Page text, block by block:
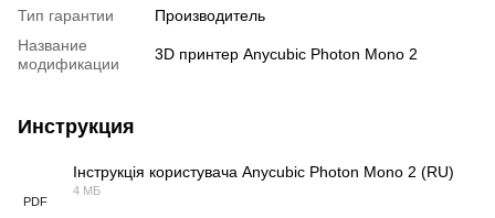
Тип гарантии
Производитель
Название
модификации
3D принтер Anycubic Photon Mono 2
Инструкция
PDF
Інструкція користувача Anycubic Photon Mono 2 (RU)
4 МБ